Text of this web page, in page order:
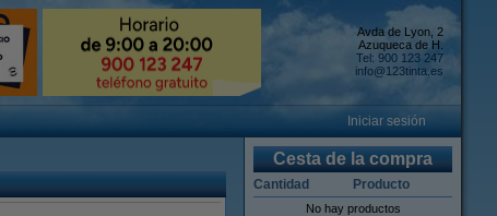
Avda de Lyon, 2
Azuqueca de H.
Tel: 900 123 247
info@123tinta.es
Iniciar sesión
Cesta de la compra
Cantidad Producto
No hay productos